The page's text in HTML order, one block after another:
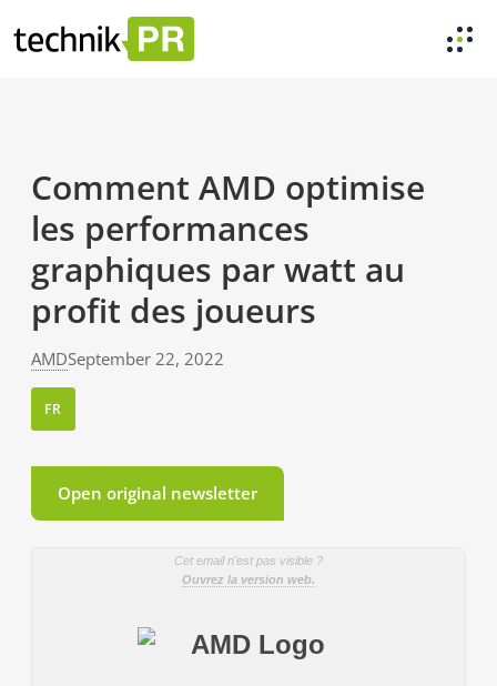
Comment AMD optimise
les performances
graphiques par watt au
profit des joueurs
AMDSeptember 22, 2022
FR
Open original newsletter